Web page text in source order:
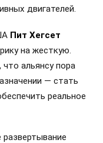
двигателей.
Пит Хегсет
на жесткую.
альянсу пора
— стать
реальное